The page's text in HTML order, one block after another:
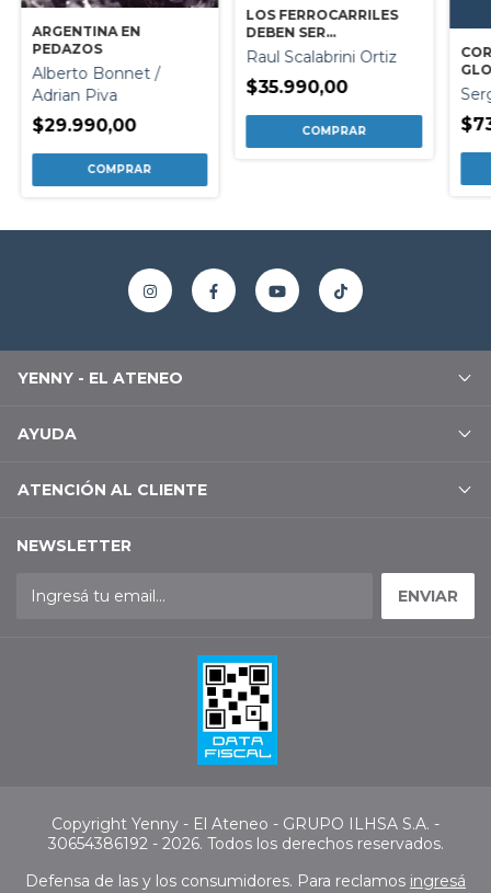
ARGENTINA EN
PEDAZOS
Alberto Bonnet /
Adrian Piva
$29.990,00
LOS FERROCARRILES
DEBEN SER
ARGENTINOS
Raul Scalabrini Ortiz
$35.990,00
YENNY - EL ATENEO
AYUDA
ATENCIÓN AL CLIENTE
NEWSLETTER
Copyright Yenny - El Ateneo - GRUPO ILHSA S.A. -
30654386192 - 2026. Todos los derechos reservados.
Defensa de las y los consumidores. Para reclamos ingresá